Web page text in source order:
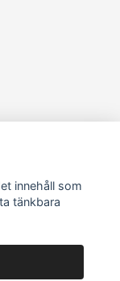
innehåll som
tänkbara